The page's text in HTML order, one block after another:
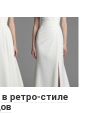
ретро-стиле